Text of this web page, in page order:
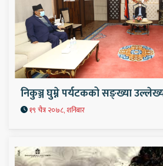
निकुञ्ज घुम्ने पर्यटकको सङ्ख्या
१९ चैत्र २०७८, शनिबार